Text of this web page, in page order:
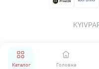
Каталог Головна